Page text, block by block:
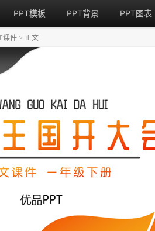
PPT模板 PPT背景 PPT图表
课件 > 正文